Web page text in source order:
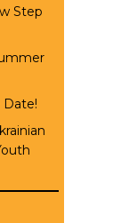
Step
Date!